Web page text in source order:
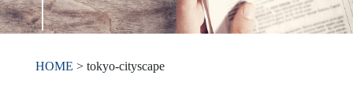
HOME > tokyo-cityscape